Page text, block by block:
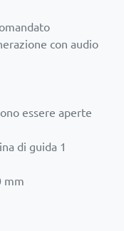
con audio
essere aperte
di guida 1
mm